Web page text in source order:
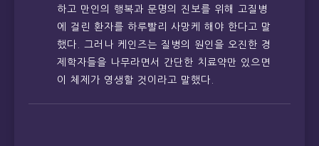
하고 만인의 행복과 문명의 진보를 위해 고질병
에 걸린 환자를 하루빨리 사망케 해야 한다고 말
했다. 그러나 케인즈는 질병의 원인을 오진한 경
제학자들을 나무라면서 간단한 치료약만 있으면
이 체제가 영생할 것이라고 말했다.